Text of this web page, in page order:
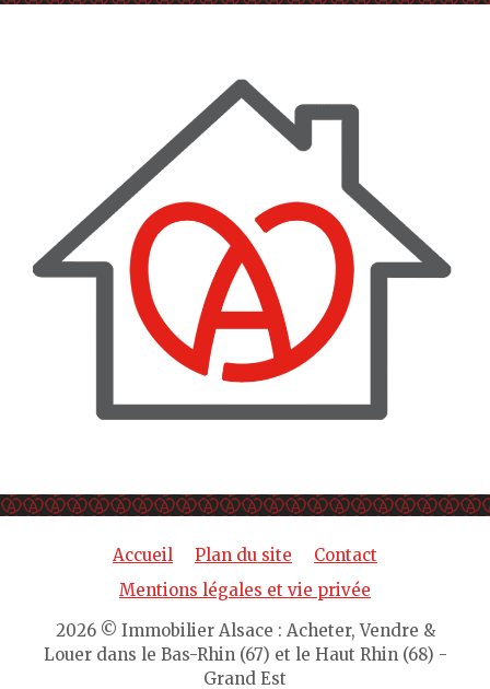
Accueil Plan du site
Contact
Mentions légales et vie privée
2026 © Immobilier Alsace : Acheter, Vendre &
Louer dans le Bas-Rhin (67) et le Haut Rhin (68) -
Grand Est